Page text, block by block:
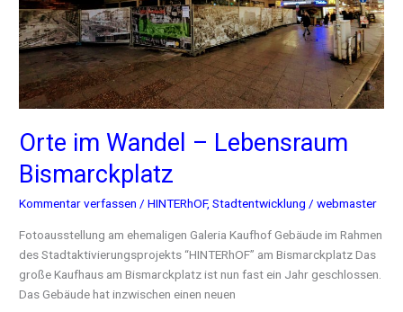
Orte im Wandel – Lebensraum
Bismarckplatz
Kommentar verfassen /HINTERhOF,Stadtentwicklung /webmaster
Fotoausstellung am ehemaligen Galeria Kaufhof Gebäude im Rahmen
des Stadtaktivierungsprojekts “HINTERhOF” am Bismarckplatz Das
große Kaufhaus am Bismarckplatz ist nun fast ein Jahr geschlossen.
Das Gebäude hat inzwischen einen neuen
Bismarckplatz